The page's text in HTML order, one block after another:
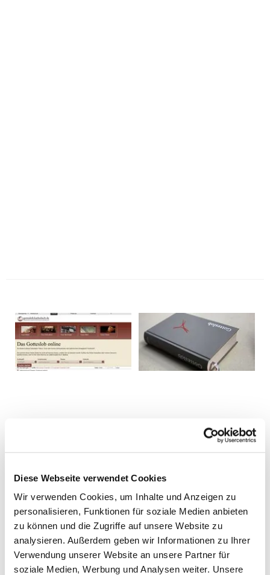
Diese Webseite verwendet Cookies
Wir verwenden Cookies, um Inhalte und Anzeigen zu
personalisieren, Funktionen für soziale Medien anbieten
zu können und die Zugriffe auf unsere Website zu
analysieren. Außerdem geben wir Informationen zu Ihrer
Verwendung unserer Website an unsere Partner für
soziale Medien, Werbung und Analysen weiter. Unsere